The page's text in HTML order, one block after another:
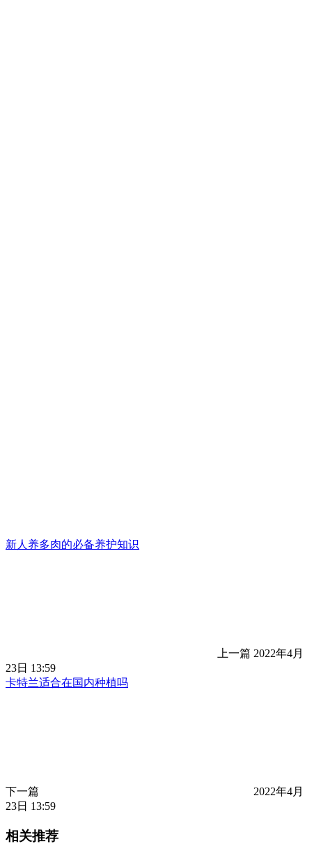
新人养多肉的必备养护知识
上一篇 2022年4月
23日 13:59
卡特兰适合在国内种植吗
下一篇
2022年4月
23日 13:59
相关推荐